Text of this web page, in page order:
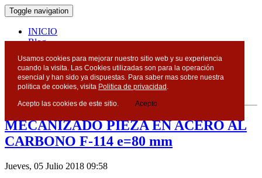
Toggle navigation
INICIO
Blog
Blog
MECANIZADO PIEZA EN ACERO AL
CARBONO F-114 e=80 mm
Jueves, 05 Julio 2018 09:58
Usamos cookies para mejorar nuestro sitio web y su experiencia
cuando la visita. Las Cookies utilizadas son para la operación
esencial y han sido ya dispuestas. Para saber mas sobre nuestra
politica de cookies, visita Politica de privacidad .
Acepto las cookies de este sitio. Acepto